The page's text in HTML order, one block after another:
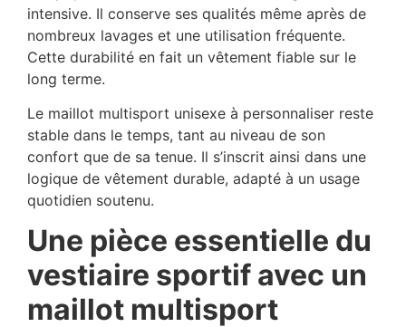
intensive. Il conserve ses qualités même après de
nombreux lavages et une utilisation fréquente.
Cette durabilité en fait un vêtement fiable sur le
long terme.
Le maillot multisport unisexe à personnaliser reste
stable dans le temps, tant au niveau de son
confort que de sa tenue. Il s’inscrit ainsi dans une
logique de vêtement durable, adapté à un usage
quotidien soutenu.
Une pièce essentielle du
vestiaire sportif avec un
maillot multisport